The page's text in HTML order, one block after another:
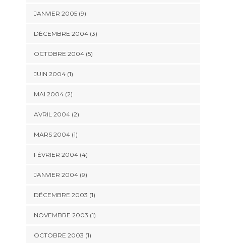
JANVIER 2005 (9)
DÉCEMBRE 2004 (3)
OCTOBRE 2004 (5)
JUIN 2004 (1)
MAI 2004 (2)
AVRIL 2004 (2)
MARS 2004 (1)
FÉVRIER 2004 (4)
JANVIER 2004 (9)
DÉCEMBRE 2003 (1)
NOVEMBRE 2003 (1)
OCTOBRE 2003 (1)